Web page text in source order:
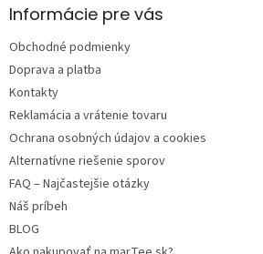
ä
e
Informácie pre vás
Obchodné podmienky
Doprava a platba
Kontakty
Reklamácia a vrátenie tovaru
Ochrana osobných údajov a cookies
Alternatívne riešenie sporov
FAQ – Najčastejšie otázky
Náš príbeh
BLOG